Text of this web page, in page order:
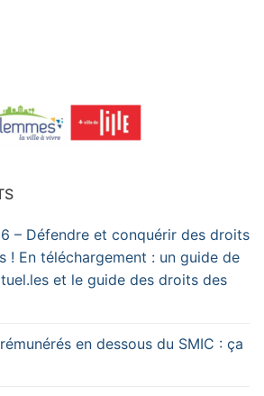
– Défendre et conquérir des droits
! En téléchargement : un guide de
et le guide des droits des
en dessous du SMIC : ça